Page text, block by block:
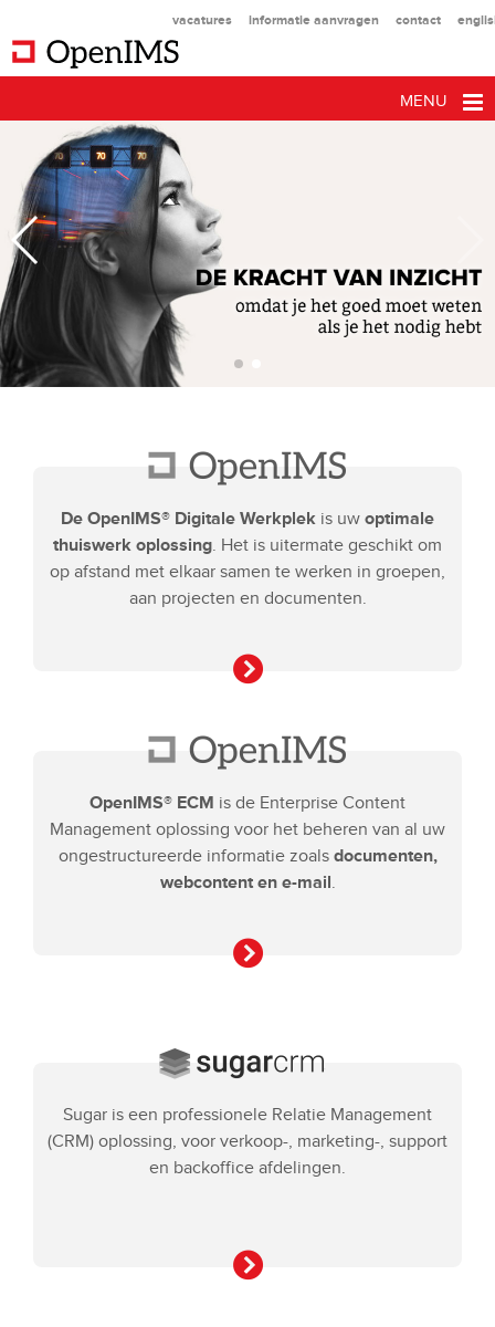
De OpenIMS® Digitale Werkplek is uw optimale
thuiswerk oplossing . Het is uitermate geschikt om
op afstand met elkaar samen te werken in groepen,
aan projecten en documenten.
OpenIMS® ECM is de Enterprise Content
Management oplossing voor het beheren van al uw
ongestructureerde informatie zoals documenten,
webcontent en e-mail
Sugar is een professionele Relatie Management
(CRM) oplossing, voor verkoop-, marketing-, support
en backoffice afdelingen.
vacatures informatie aanvragen contact
MENU